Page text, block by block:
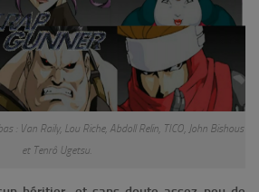
: Van Raily, Lou Riche, Abdoll Relin, TICO, John Bishous
et Tenrô Ugetsu.